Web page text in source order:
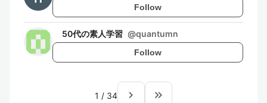
Follow
50代の素人学習 @quantumn
Follow
1 / 34 navigate_next keyboard_double_arrow_right